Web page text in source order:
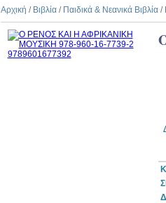
Αρχική / Βιβλία / Παιδικά & Νεανικά Βιβλία /